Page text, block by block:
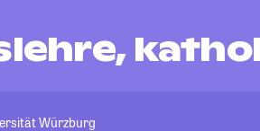
Würzburg